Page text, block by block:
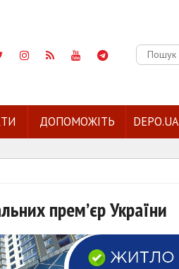
Пошук:
ДОПОМОЖІТЬ DEPO.UA
прем’єр України